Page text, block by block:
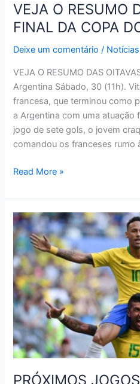
VEJA O RESUMO
FINAL DA COPA
Deixe um comentário / Notícias
VEJA O RESUMO DAS
Argentina Sábado, 30 (11h).
francesa, que terminou como
a Argentina com uma atuação
jogo de sete gols, o jovem
comandou os franceses rumo
VEJA
RESUMO
DAS
OITAVAS
DE
FINAL
DA
COPA
DO
MUNDO
Read More »
PRÓXIMOS